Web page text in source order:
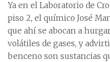
Ya en el Laboratorio de
piso 2, el químico José
que ahí se abocan a
volátiles de gases, y
benceno son sustancias